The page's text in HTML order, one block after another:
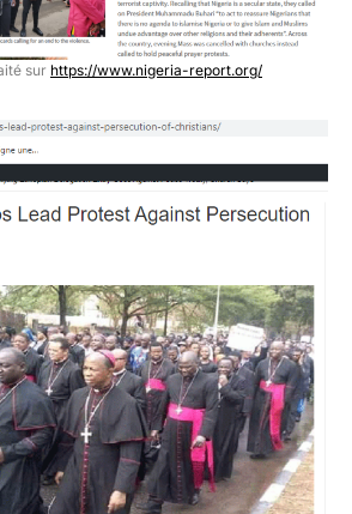
sur https://www.nigeria-report.org/